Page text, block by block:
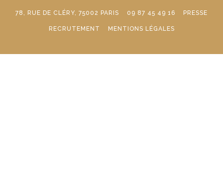
78, RUE DE CLÉRY, 75002 PARIS 09 87 45 49 16 PRESSE
RECRUTEMENT MENTIONS LÉGALES